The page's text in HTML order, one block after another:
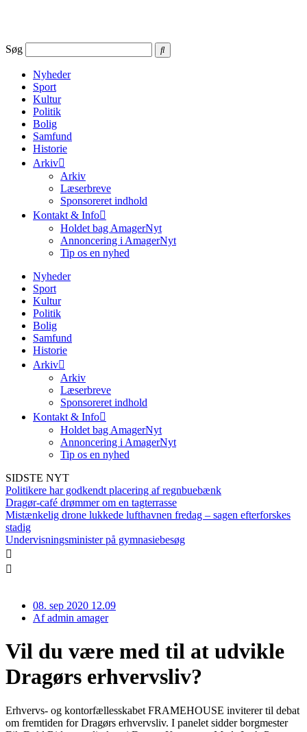
Søg
Nyheder
Sport
Kultur
Politik
Bolig
Samfund
Historie
Arkiv
Arkiv
Læserbreve
Sponsoreret indhold
Kontakt & Info
Holdet bag AmagerNyt
Annoncering i AmagerNyt
Tip os en nyhed
Nyheder
Sport
Kultur
Politik
Bolig
Samfund
Historie
Arkiv
Arkiv
Læserbreve
Sponsoreret indhold
Kontakt & Info
Holdet bag AmagerNyt
Annoncering i AmagerNyt
Tip os en nyhed
SIDSTE NYT
Politikere har godkendt placering af regnbuebænk
Dragør-café drømmer om en tagterrasse
Mistænkelig drone lukkede lufthavnen fredag – sagen efterforskes
stadig
Undervisningsminister på gymnasiebesøg
08. sep 2020 12.09
Afadmin amager
Vil du være med til at udvikle
Dragørs erhvervsliv?
Erhvervs- og kontorfællesskabet FRAMEHOUSE inviterer til debat
om fremtiden for Dragørs erhvervsliv. I panelet sidder borgmester